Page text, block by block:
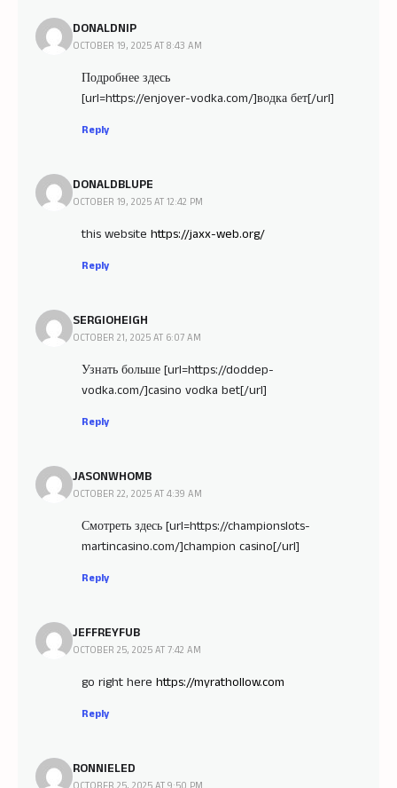
DONALDNIP
OCTOBER 19, 2025 AT 8:43 AM
Подробнее здесь
[url=https://enjoyer-vodka.com/]водка бет[/url]
Reply
DONALDBLUPE
OCTOBER 19, 2025 AT 12:42 PM
this website https://jaxx-web.org/
Reply
SERGIOHEIGH
OCTOBER 21, 2025 AT 6:07 AM
Узнать больше [url=https://doddep-
vodka.com/]casino vodka bet[/url]
Reply
JASONWHOMB
OCTOBER 22, 2025 AT 4:39 AM
Смотреть здесь [url=https://championslots-
martincasino.com/]champion casino[/url]
Reply
JEFFREYFUB
OCTOBER 25, 2025 AT 7:42 AM
go right here https://myrathollow.com
Reply
RONNIELED